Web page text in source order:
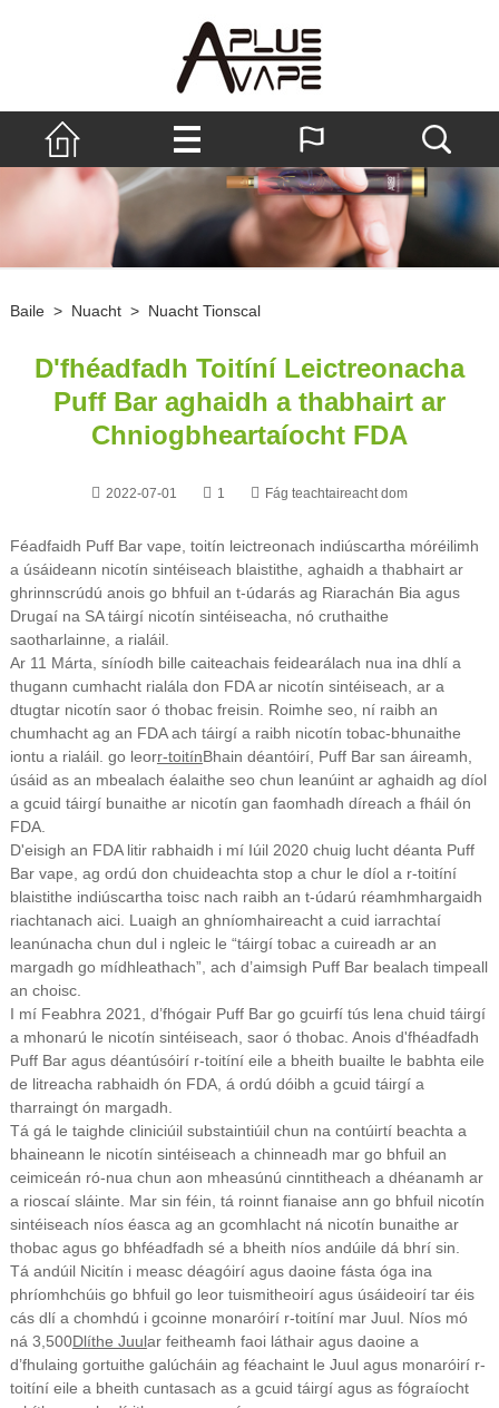
Baile > Nuacht > Nuacht Tionscal
D'fhéadfadh Toitíní Leictreonacha
Puff Bar aghaidh a thabhairt ar
Chniogbheartaíocht FDA
2022-07-01 1 Fág teachtaireacht dom
Féadfaidh Puff Bar vape, toitín leictreonach indiúscartha móréilimh
a úsáideann nicotín sintéiseach blaistithe, aghaidh a thabhairt ar
ghrinnscrúdú anois go bhfuil an t-údarás ag Riarachán Bia agus
Drugaí na SA táirgí nicotín sintéiseacha, nó cruthaithe
saotharlainne, a rialáil.
Ar 11 Márta, síníodh bille caiteachais feidearálach nua ina dhlí a
thugann cumhacht rialála don FDA ar nicotín sintéiseach, ar a
dtugtar nicotín saor ó thobac freisin. Roimhe seo, ní raibh an
chumhacht ag an FDA ach táirgí a raibh nicotín tobac-bhunaithe
iontu a rialáil. go leorr-toitínBhain déantóirí, Puff Bar san áireamh,
úsáid as an mbealach éalaithe seo chun leanúint ar aghaidh ag díol
a gcuid táirgí bunaithe ar nicotín gan faomhadh díreach a fháil ón
FDA.
D'eisigh an FDA litir rabhaidh i mí Iúil 2020 chuig lucht déanta Puff
Bar vape, ag ordú don chuideachta stop a chur le díol a r-toitíní
blaistithe indiúscartha toisc nach raibh an t-údarú réamhmhargaidh
riachtanach aici. Luaigh an ghníomhaireacht a cuid iarrachtaí
leanúnacha chun dul i ngleic le “táirgí tobac a cuireadh ar an
margadh go mídhleathach”, ach d’aimsigh Puff Bar bealach timpeall
an choisc.
I mí Feabhra 2021, d’fhógair Puff Bar go gcuirfí tús lena chuid táirgí
a mhonarú le nicotín sintéiseach, saor ó thobac. Anois d'fhéadfadh
Puff Bar agus déantúsóirí r-toitíní eile a bheith buailte le babhta eile
de litreacha rabhaidh ón FDA, á ordú dóibh a gcuid táirgí a
tharraingt ón margadh.
Tá gá le taighde cliniciúil substaintiúil chun na contúirtí beachta a
bhaineann le nicotín sintéiseach a chinneadh mar go bhfuil an
ceimiceán ró-nua chun aon mheasúnú cinntitheach a dhéanamh ar
a rioscaí sláinte. Mar sin féin, tá roinnt fianaise ann go bhfuil nicotín
sintéiseach níos éasca ag an gcomhlacht ná nicotín bunaithe ar
thobac agus go bhféadfadh sé a bheith níos andúile dá bhrí sin.
Tá andúil Nicitín i measc déagóirí agus daoine fásta óga ina
phríomhchúis go bhfuil go leor tuismitheoirí agus úsáideoirí tar éis
cás dlí a chomhdú i gcoinne monaróirí r-toitíní mar Juul. Níos mó
ná 3,500Dlíthe Juular feitheamh faoi láthair agus daoine a
d’fhulaing gortuithe galúcháin ag féachaint le Juul agus monaróirí r-
toitíní eile a bheith cuntasach as a gcuid táirgí agus as fógraíocht